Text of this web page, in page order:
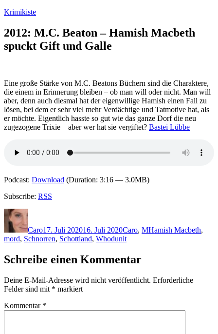
Zum
springen
Krimikiste
2012: M.C. Beaton – Hamish Macbeth
spuckt Gift und Galle
Eine große Stärke von M.C. Beatons Büchern sind die Charaktere,
die einem in Erinnerung bleiben – ob man will oder nicht. Man will
aber, denn auch diesmal hat der eigenwillige Hamish einen Fall zu
lösen, bei dem er sehr viel mehr Verdächtige und Tatmotive hat, als
er möchte. Eigentlich hasste so gut wie das ganze Dorf die neu
zugezogene Trixie – aber wer hat sie vergiftet? Bastei Lübbe
Podcast: Download (Duration: 3:16 — 3.0MB)
Subscribe: RSS
Autor
Caro17. Juli 202016. Juli 2020Caro, MHamish Macbeth,
mord, Schnorren, Schottland, Whodunit
Schreibe einen Kommentar
Deine E-Mail-Adresse wird nicht veröffentlicht. Erforderliche
Felder sind mit * markiert
Kommentar *